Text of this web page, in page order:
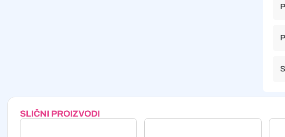
SLIČNI PROIZVODI